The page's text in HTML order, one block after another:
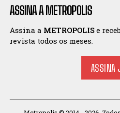
ASSINA A METROPOLIS
Assina a METROPOLIS e
revista todos os meses.
ASSINA